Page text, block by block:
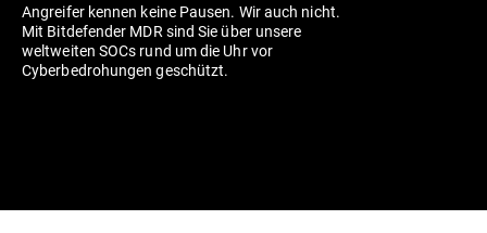
Angreifer kennen keine Pausen. Wir auch nicht.
Mit Bitdefender MDR sind Sie über unsere
weltweiten SOCs rund um die Uhr vor
Cyberbedrohungen geschützt.